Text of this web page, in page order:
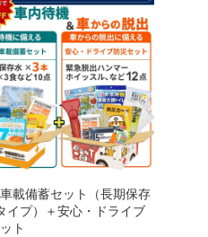
載備蓄セット（長期保存
イプ）＋安心・ドライブ
ト